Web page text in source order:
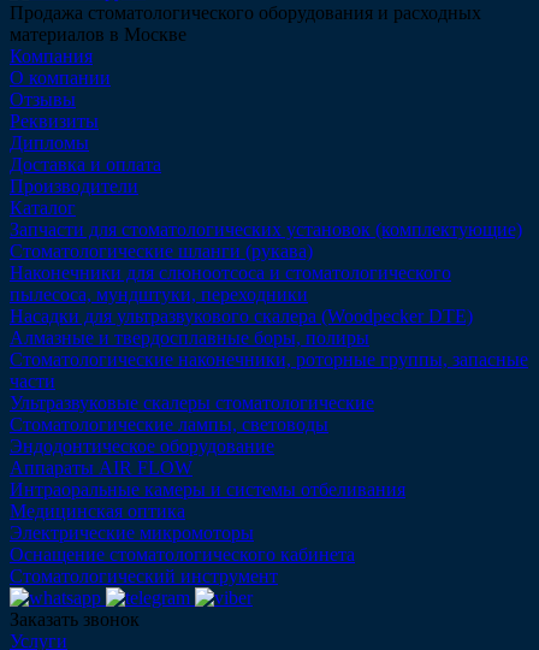
Продажа стоматологического оборудования и расходных
материалов в Москве
Компания
О компании
Отзывы
Реквизиты
Дипломы
Доставка и оплата
Производители
Каталог
Запчасти для стоматологических установок (комплектующие)
Стоматологические шланги (рукава)
Наконечники для слюноотсоса и стоматологического
пылесоса, мундштуки, переходники
Насадки для ультразвукового скалера (Woodpecker DTE)
Алмазные и твердосплавные боры, полиры
Стоматологические наконечники, роторные группы, запасные
части
Ультразвуковые скалеры стоматологические
Стоматологические лампы, световоды
Эндодонтическое оборудование
Аппараты AIR FLOW
Интраоральные камеры и системы отбеливания
Медицинская оптика
Электрические микромоторы
Оснащение стоматологического кабинета
Стоматологический инструмент
Заказать звонок
Услуги